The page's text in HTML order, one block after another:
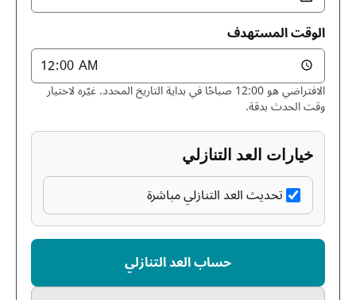
الوقت المستهدف
الافتراضي هو 12:00 صباحًا في بداية التاريخ المحدد. غيّره لاختيار
وقت الحدث بدقة.
خيارات العد التنازلي
تحديث العد التنازلي مباشرة
حساب العد التنازلي